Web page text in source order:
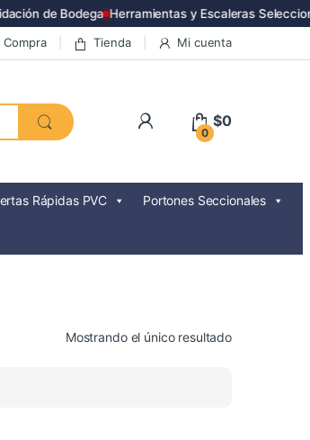
de Bodega Herramientas y Escaleras
Compra Tienda Mi cuenta
0
$0
Rápidas PVC Portones Seccionales
Mostrando el único resultado